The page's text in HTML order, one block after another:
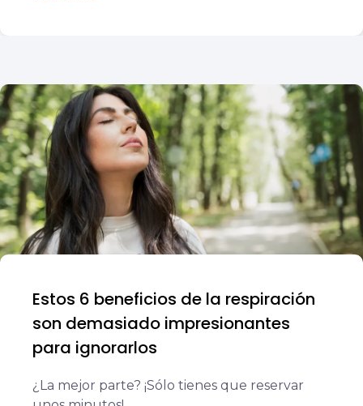
Estos 6 beneficios de la respiración
son demasiado impresionantes
para ignorarlos
¿La mejor parte? ¡Sólo tienes que reservar